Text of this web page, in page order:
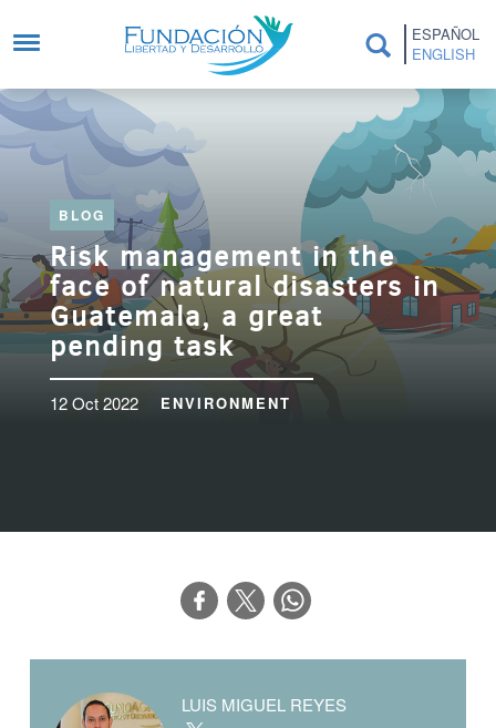
ESPAÑOL
ENGLISH
BLOG
Risk management in the
face of natural disasters in
Guatemala, a great
pending task
12 Oct 2022 ENVIRONMENT
LUIS MIGUEL REYES